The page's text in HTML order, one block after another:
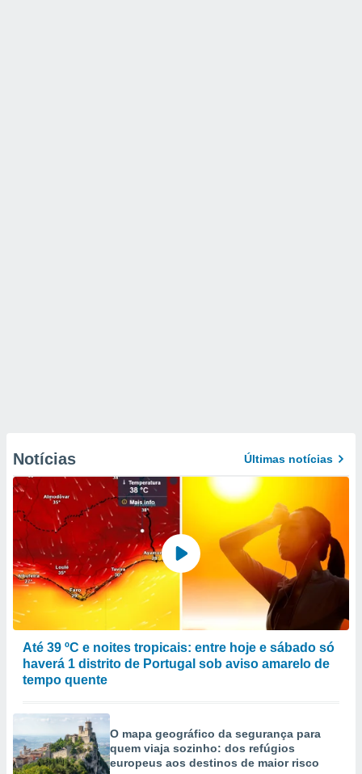
Notícias Últimas notícias
Até 39 ºC e noites tropicais: entre hoje e sábado só
haverá 1 distrito de Portugal sob aviso amarelo de
tempo quente
O mapa geográfico da segurança para
quem viaja sozinho: dos refúgios
europeus aos destinos de maior risco